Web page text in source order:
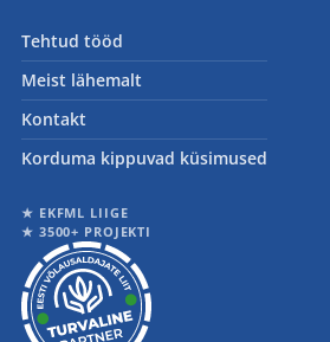
Tehtud tööd
Meist lähemalt
Kontakt
Korduma kippuvad küsimused
★ EKFML LIIGE
★ 3500+ PROJEKTI